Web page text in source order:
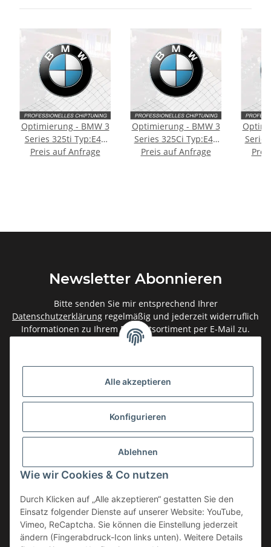
Alle akzeptieren
Konfigurieren
Ablehnen
Wie wir Cookies & Co nutzen
Durch Klicken auf „Alle akzeptieren“ gestatten Sie den
Einsatz folgender Dienste auf unserer Website: YouTube,
Vimeo, ReCaptcha. Sie können die Einstellung jederzeit
ändern (Fingerabdruck-Icon links unten). Weitere Details
Optimierung - BMW 3
Series 325ti Typ:E46
[Facelift] 192PS
Preis auf Anfrage
Optimierung - BMW 3
Series 325Ci Typ:E46
[Facelift] 186PS
Preis auf Anfrage
Newsletter Abonnieren
Bitte senden Sie mir entsprechend Ihrer
Datenschutzerklärung regelmäßig und jederzeit widerruflich
Informationen zu Ihrem Produktsortiment per E-Mail zu.
Gesetzliche Informationen
Informationen
Service
Vertrag widerrufen
* Alle Preise inkl. gesetzlicher USt., zzgl.Versand